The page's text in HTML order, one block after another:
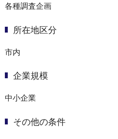
各種調査企画
所在地区分
市内
企業規模
中小企業
その他の条件